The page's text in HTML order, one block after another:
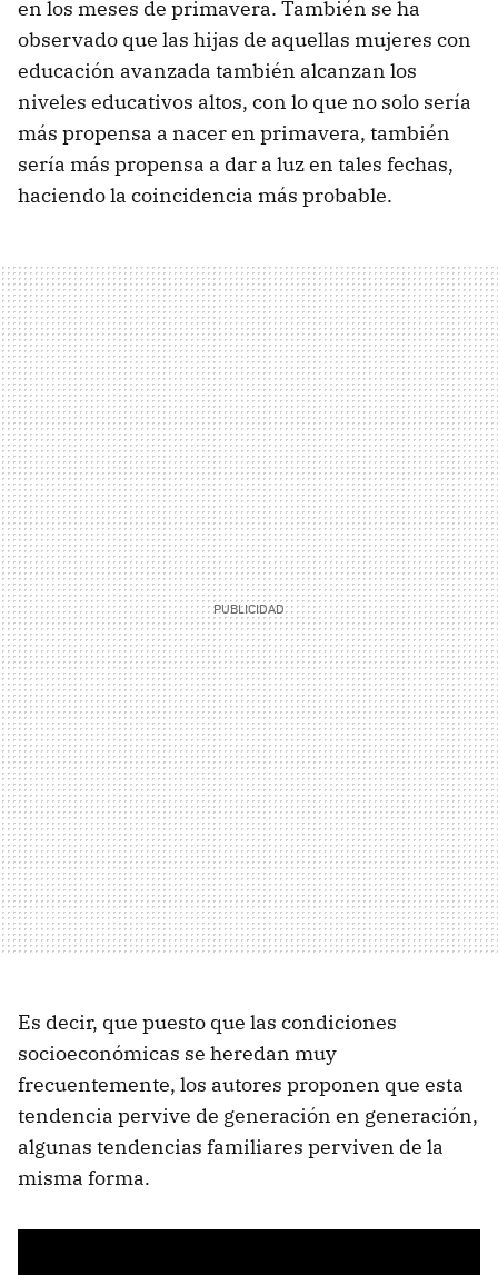
en los meses de primavera. También se ha
observado que las hijas de aquellas mujeres con
educación avanzada también alcanzan los
niveles educativos altos, con lo que no solo sería
más propensa a nacer en primavera, también
sería más propensa a dar a luz en tales fechas,
haciendo la coincidencia más probable.
Es decir, que puesto que las condiciones
socioeconómicas se heredan muy
frecuentemente, los autores proponen que esta
tendencia pervive de generación en generación,
algunas tendencias familiares perviven de la
misma forma.